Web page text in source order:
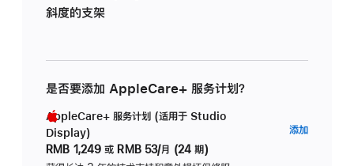
斜度的支架
是否要添加 AppleCare+ 服务计划？
AppleCare+ 服务计划 (适用于 Studio
Display)
RMB 1,249 或 RMB 53/月 (24 期)
添加